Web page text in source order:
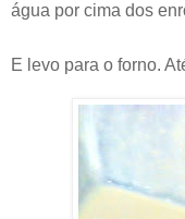
água por cima dos
E levo para o forno.